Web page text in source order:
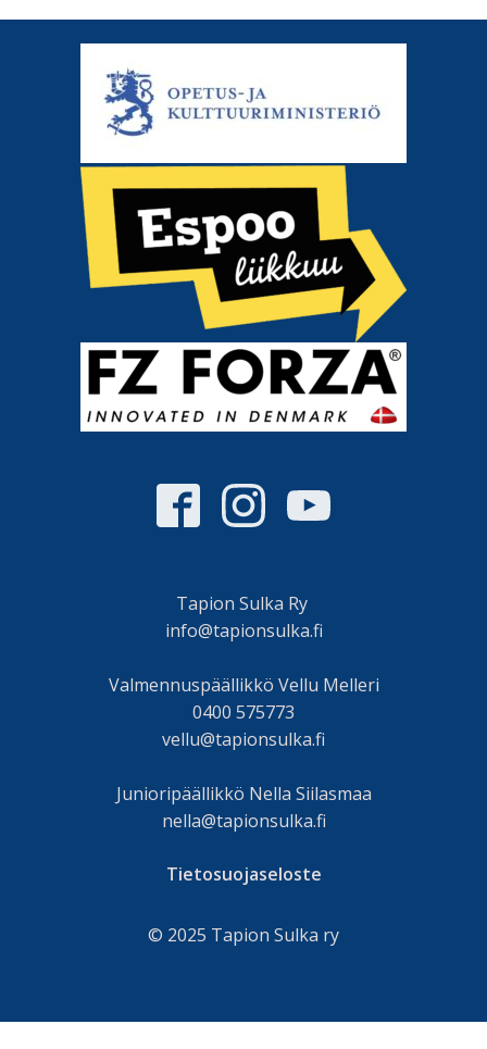
Tapion Sulka Ry
info@tapionsulka.fi
Valmennuspäällikkö Vellu Melleri
0400 575773
vellu@tapionsulka.fi
Junioripäällikkö Nella Siilasmaa
nella@tapionsulka.fi
Tietosuojaseloste
© 2025 Tapion Sulka ry